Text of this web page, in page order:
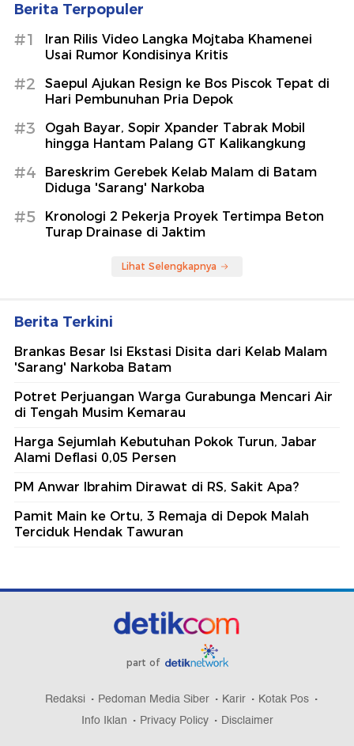
Berita Terpopuler
#1
Iran Rilis Video Langka Mojtaba Khamenei
Usai Rumor Kondisinya Kritis
#2
Saepul Ajukan Resign ke Bos Piscok Tepat di
Hari Pembunuhan Pria Depok
#3
Ogah Bayar, Sopir Xpander Tabrak Mobil
hingga Hantam Palang GT Kalikangkung
#4
Bareskrim Gerebek Kelab Malam di Batam
Diduga 'Sarang' Narkoba
#5
Kronologi 2 Pekerja Proyek Tertimpa Beton
Turap Drainase di Jaktim
Lihat Selengkapnya
Berita Terkini
Brankas Besar Isi Ekstasi Disita dari Kelab Malam
'Sarang' Narkoba Batam
Potret Perjuangan Warga Gurabunga Mencari Air
di Tengah Musim Kemarau
Harga Sejumlah Kebutuhan Pokok Turun, Jabar
Alami Deflasi 0,05 Persen
PM Anwar Ibrahim Dirawat di RS, Sakit Apa?
Pamit Main ke Ortu, 3 Remaja di Depok Malah
Terciduk Hendak Tawuran
part of
Redaksi Pedoman Media Siber Karir
Kotak Pos
Info Iklan
Privacy Policy Disclaimer